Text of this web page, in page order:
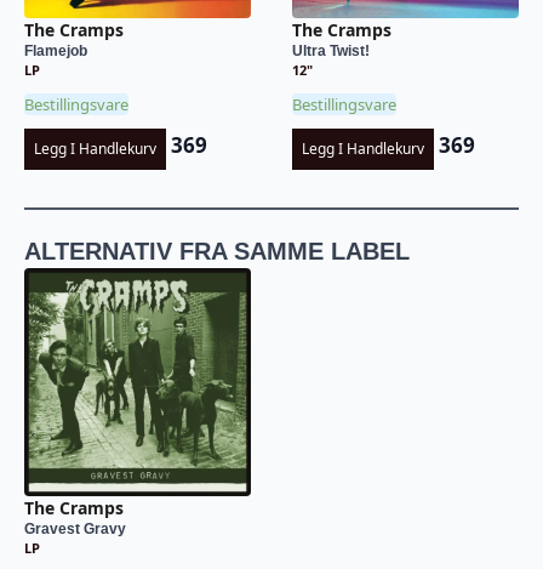
The Cramps
Flamejob
LP
Bestillingsvare
Legg I Handlekurv 369
The Cramps
Ultra Twist!
12"
Bestillingsvare
Legg I Handlekurv 369
ALTERNATIV FRA SAMME LABEL
The Cramps
Gravest Gravy
LP